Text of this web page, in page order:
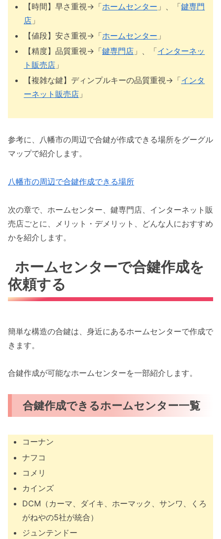
【時間】早さ重視→「ホームセンター 」、「鍵専門
店 」
【値段】安さ重視→「ホームセンター 」
【精度】品質重視→「鍵専門店 」、「インターネッ
ト販売店 」
【複雑な鍵】ディンプルキーの品質重視→「インタ
ーネット販売店 」
参考に、八幡市の周辺で合鍵が作成できる場所をグーグル
マップで紹介します。
八幡市の周辺で合鍵作成できる場所
次の章で、ホームセンター、鍵専門店、インターネット販
売店ごとに、メリット・デメリット、どんな人におすすめ
かを紹介します。
ホームセンターで合鍵作成を
依頼する
簡単な構造の合鍵は、身近にあるホームセンターで作成で
きます。
合鍵作成が可能なホームセンターを一部紹介します。
合鍵作成できるホームセンター一覧
コーナン
ナフコ
コメリ
カインズ
DCM（カーマ、ダイキ、ホーマック、サンワ、くろ
がねやの5社が統合）
ジュンテンドー